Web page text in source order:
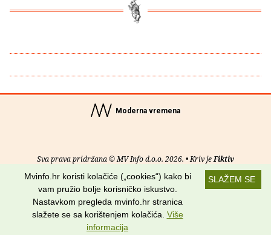
Moderna vremena
Sva prava pridržana © MV Info d.o.o. 2026. • Kriv jeFiktiv
O nama• Pomoć• Uvjeti korištenja•RSS kanali
Potraži nas na:
SLAŽEM SE
Mvinfo.hr koristi kolačiće („cookies“) kako bi
vam pružio bolje korisničko iskustvo.
Nastavkom pregleda mvinfo.hr stranica
slažete se sa korištenjem kolačića. Više
informacija